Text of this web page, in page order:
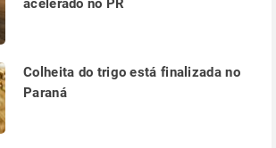
acelerado no PR
Colheita do trigo está finalizada no
Paraná